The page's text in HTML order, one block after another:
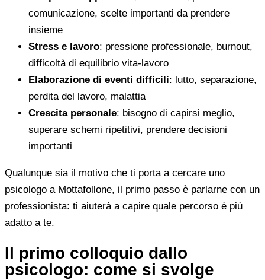
comunicazione, scelte importanti da prendere
insieme
Stress e lavoro: pressione professionale, burnout,
difficoltà di equilibrio vita-lavoro
Elaborazione di eventi difficili: lutto, separazione,
perdita del lavoro, malattia
Crescita personale: bisogno di capirsi meglio,
superare schemi ripetitivi, prendere decisioni
importanti
Qualunque sia il motivo che ti porta a cercare uno
psicologo a Mottafollone, il primo passo è parlarne con un
professionista: ti aiuterà a capire quale percorso è più
adatto a te.
Il primo colloquio dallo
psicologo: come si svolge